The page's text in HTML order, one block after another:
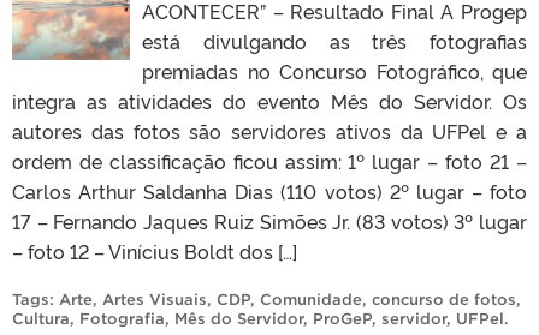
ACONTECER” – Resultado Final A Progep
está divulgando as três fotografias
premiadas no Concurso Fotográfico, que
integra as atividades do evento Mês do Servidor. Os
autores das fotos são servidores ativos da UFPel e a
ordem de classificação ficou assim: 1º lugar – foto 21 –
Carlos Arthur Saldanha Dias (110 votos) 2º lugar – foto
17 – Fernando Jaques Ruiz Simões Jr. (83 votos) 3º lugar
– foto 12 – Vinícius Boldt dos […]
Tags: Arte, Artes Visuais, CDP, Comunidade, concurso de fotos,
Cultura, Fotografia, Mês do Servidor, ProGeP, servidor, UFPel.